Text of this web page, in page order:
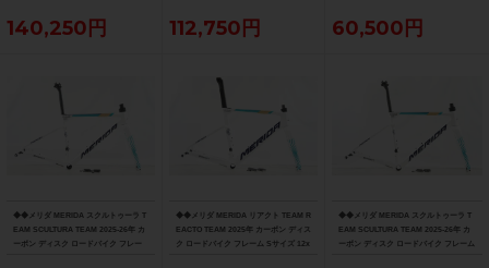
140,250円 112,750円 60,500円
◆◆メリダ MERIDA スクルトゥーラ T
EAM SCULTURA TEAM 2025-26年 カ
ーボン ディスク ロードバイク フレー
◆◆メリダ MERIDA リアクト TEAM R
EACTO TEAM 2025年 カーボン ディス
ク ロードバイク フレーム Sサイズ 12x
◆◆メリダ MERIDA スクルトゥーラ T
EAM SCULTURA TEAM 2025-26年 カ
ーボン ディスク ロードバイク フレーム